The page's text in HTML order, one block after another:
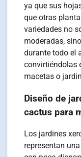
ya que sus
que otras
variedades no
moderadas,
durante todo el
convirtiéndolas
macetas o
Diseño de
cactus para
Los jardines
representan